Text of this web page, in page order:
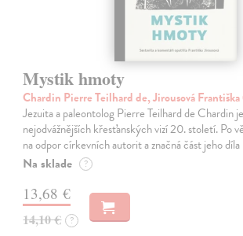
Mystik hmoty
Chardin Pierre Teilhard de, Jirousová
Jezuita a paleontolog Pierre Teilhard de Chardin
nejodvážnějších křesťanských vizí 20. století. Po
na odpor církevních autorit a značná část jeho
Na sklade ?
13,68 €
14,10 € ?